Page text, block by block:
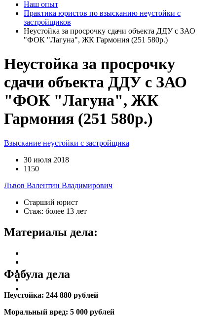
Наш опыт
Практика юристов по взысканию неустойки с
застройщиков
Неустойка за просрочку сдачи объекта ДДУ с ЗАО
"ФОК "Лагуна", ЖК Гармония (251 580р.)
Неустойка за просрочку
сдачи объекта ДДУ с ЗАО
"ФОК "Лагуна", ЖК
Гармония (251 580р.)
Взыскание неустойки с застройщика
30 июля 2018
1150
Львов Валентин Владимирович
Старший юрист
Стаж: более 13 лет
Материалы дела:
Фабула дела
Неустойка: 244 880 рублей
Моральный вред: 5 000 рублей